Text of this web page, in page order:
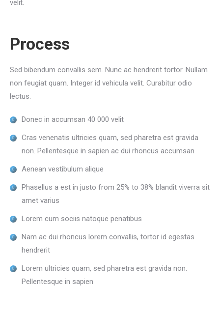
velit.
Process
Sed bibendum convallis sem. Nunc ac hendrerit tortor. Nullam
non feugiat quam. Integer id vehicula velit. Curabitur odio
lectus.
Donec in accumsan 40 000 velit
Cras venenatis ultricies quam, sed pharetra est gravida
non. Pellentesque in sapien ac dui rhoncus accumsan
Aenean vestibulum alique
Phasellus a est in justo from 25% to 38% blandit viverra sit
amet varius
Lorem cum sociis natoque penatibus
Nam ac dui rhoncus lorem convallis, tortor id egestas
hendrerit
Lorem ultricies quam, sed pharetra est gravida non.
Pellentesque in sapien